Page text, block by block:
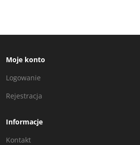
Moje konto
Logowanie
Rejestracja
Informacje
Kontakt